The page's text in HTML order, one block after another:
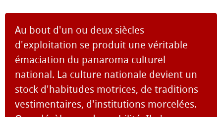
Au bout d'un ou deux siècles
d'exploitation se produit une véritable
émaciation du panaroma culturel
national. La culture nationale devient un
stock d'habitudes motrices, de traditions
vestimentaires, d'institutions morcelées.